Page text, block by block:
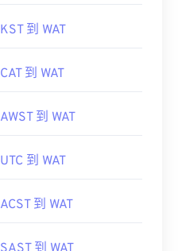
KST 到 WAT
CAT 到 WAT
AWST 到 WAT
UTC 到 WAT
ACST 到 WAT